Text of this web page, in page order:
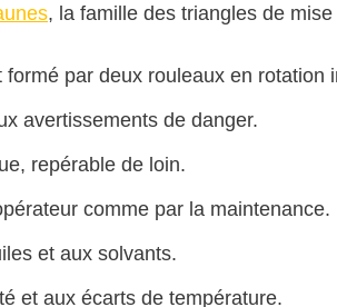
, la famille des triangles de
par deux rouleaux en rotation
avertissements de danger.
repérable de loin.
comme par la maintenance.
et aux solvants.
et aux écarts de température.